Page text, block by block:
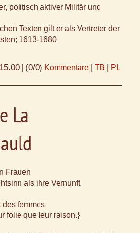
politisch aktiver Militär und
Texten gilt er als Vertreter der
1613-1680
(0/0) Kommentare TB PL
La
Frauen
als ihre Vernunft.
des femmes
folie que leur raison.}